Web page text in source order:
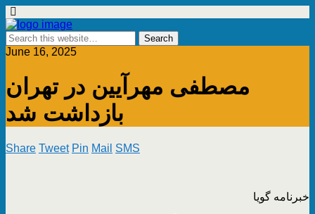
June 16, 2025
مصطفی مهرآیین در تهران
بازداشت شد
Share Tweet Pin Mail SMS
خبرنامه گویا